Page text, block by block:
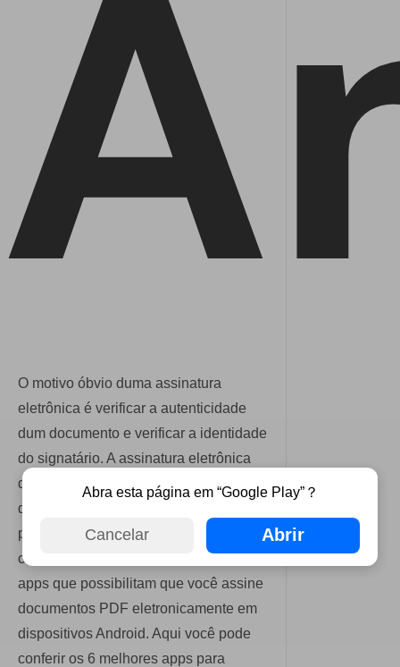
O motivo óbvio duma assinatura
eletrônica é verificar a autenticidade
dum documento e verificar a identidade
do signatário. A assinatura eletrônica
de documentos está se tornando fácil
de implementar em smartphones de
ponta com o uso de canetas stylus,
como no Galaxy Note 5. Há alguns
apps que possibilitam que você assine
documentos PDF eletronicamente em
dispositivos Android. Aqui você pode
conferir os 6 melhores apps para
Abra esta página em “Google Play”？
Cancelar Abrir